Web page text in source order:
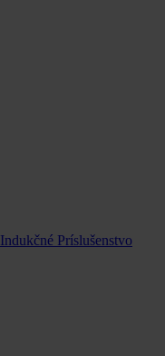
Indukčné Príslušenstvo